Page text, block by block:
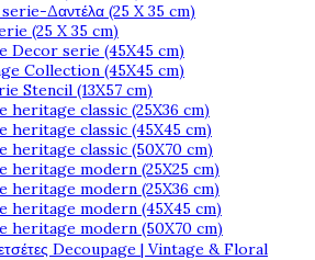
Δαντέλα (25 X 35 cm)
(25 X 35 cm)
Decor serie (45X45 cm)
Collection (45X45 cm)
Stencil (13X57 cm)
heritage classic (25X36 cm)
heritage classic (45X45 cm)
heritage classic (50X70 cm)
heritage modern (25X25 cm)
heritage modern (25X36 cm)
heritage modern (45X45 cm)
heritage modern (50X70 cm)
Decoupage | Vintage & Floral